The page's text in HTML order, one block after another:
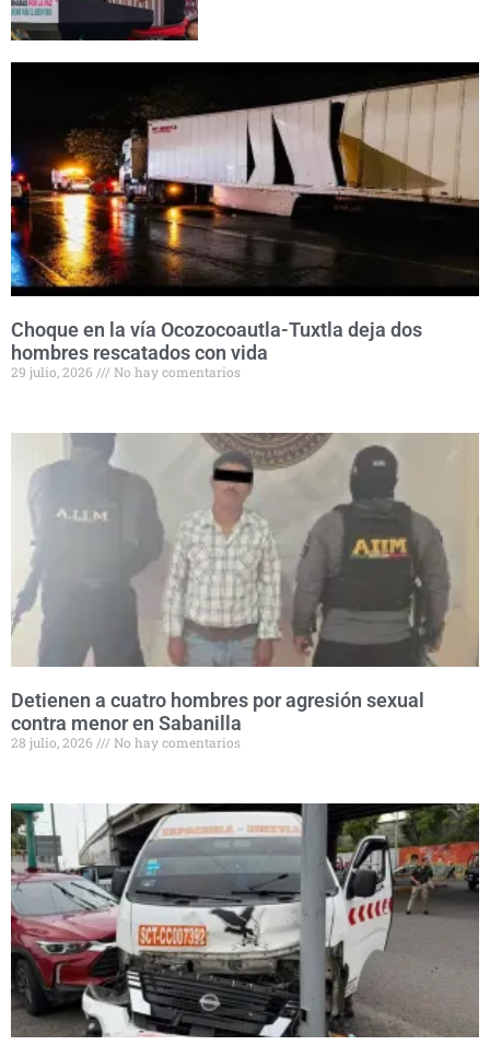
Choque en la vía Ocozocoautla-Tuxtla deja dos
hombres rescatados con vida
29 julio, 2026 No hay comentarios
Detienen a cuatro hombres por agresión sexual
contra menor en Sabanilla
28 julio, 2026 No hay comentarios